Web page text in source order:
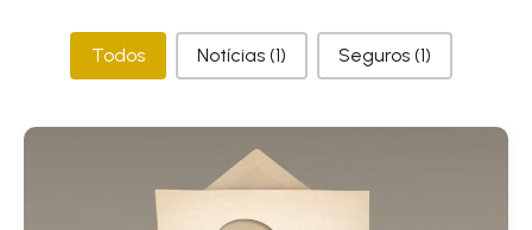
Categorias
Todos Notícias (1) Seguros (1)